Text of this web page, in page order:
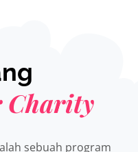
Charity
sebuah program